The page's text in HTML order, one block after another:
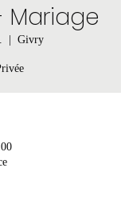
Mariage
  |
Givry